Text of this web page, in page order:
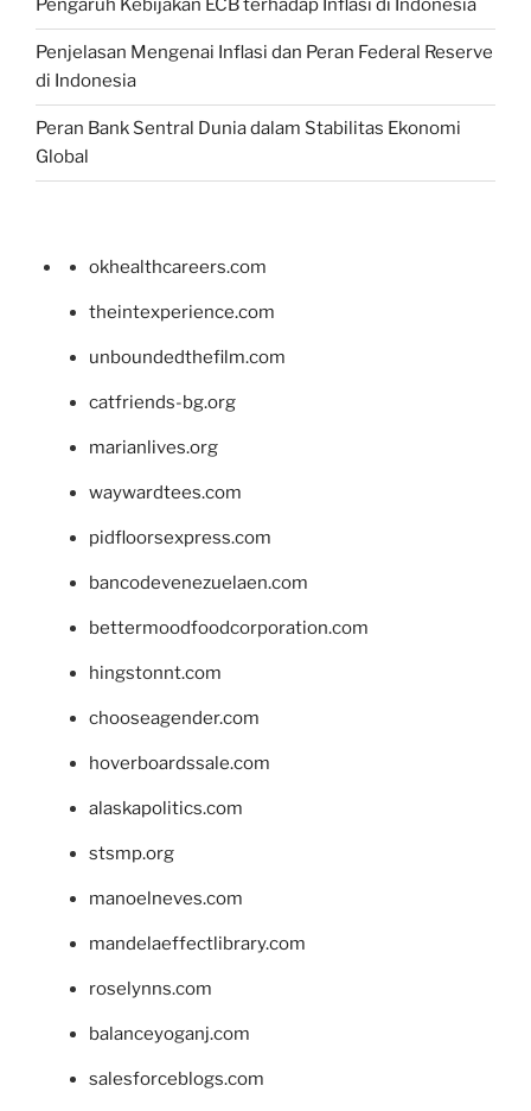
Pengaruh Kebijakan ECB terhadap Inflasi di Indonesia
Penjelasan Mengenai Inflasi dan Peran Federal Reserve
di Indonesia
Peran Bank Sentral Dunia dalam Stabilitas Ekonomi
Global
okhealthcareers.com
theintexperience.com
unboundedthefilm.com
catfriends-bg.org
marianlives.org
waywardtees.com
pidfloorsexpress.com
bancodevenezuelaen.com
bettermoodfoodcorporation.com
hingstonnt.com
chooseagender.com
hoverboardssale.com
alaskapolitics.com
stsmp.org
manoelneves.com
mandelaeffectlibrary.com
roselynns.com
balanceyoganj.com
salesforceblogs.com